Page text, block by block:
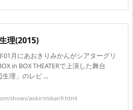
理(2015)
01月にあおきりみかんがシアターグリ
in BOX THEATERで上演した舞台
生理」のレビ ...
shows/aokirimikan9.html